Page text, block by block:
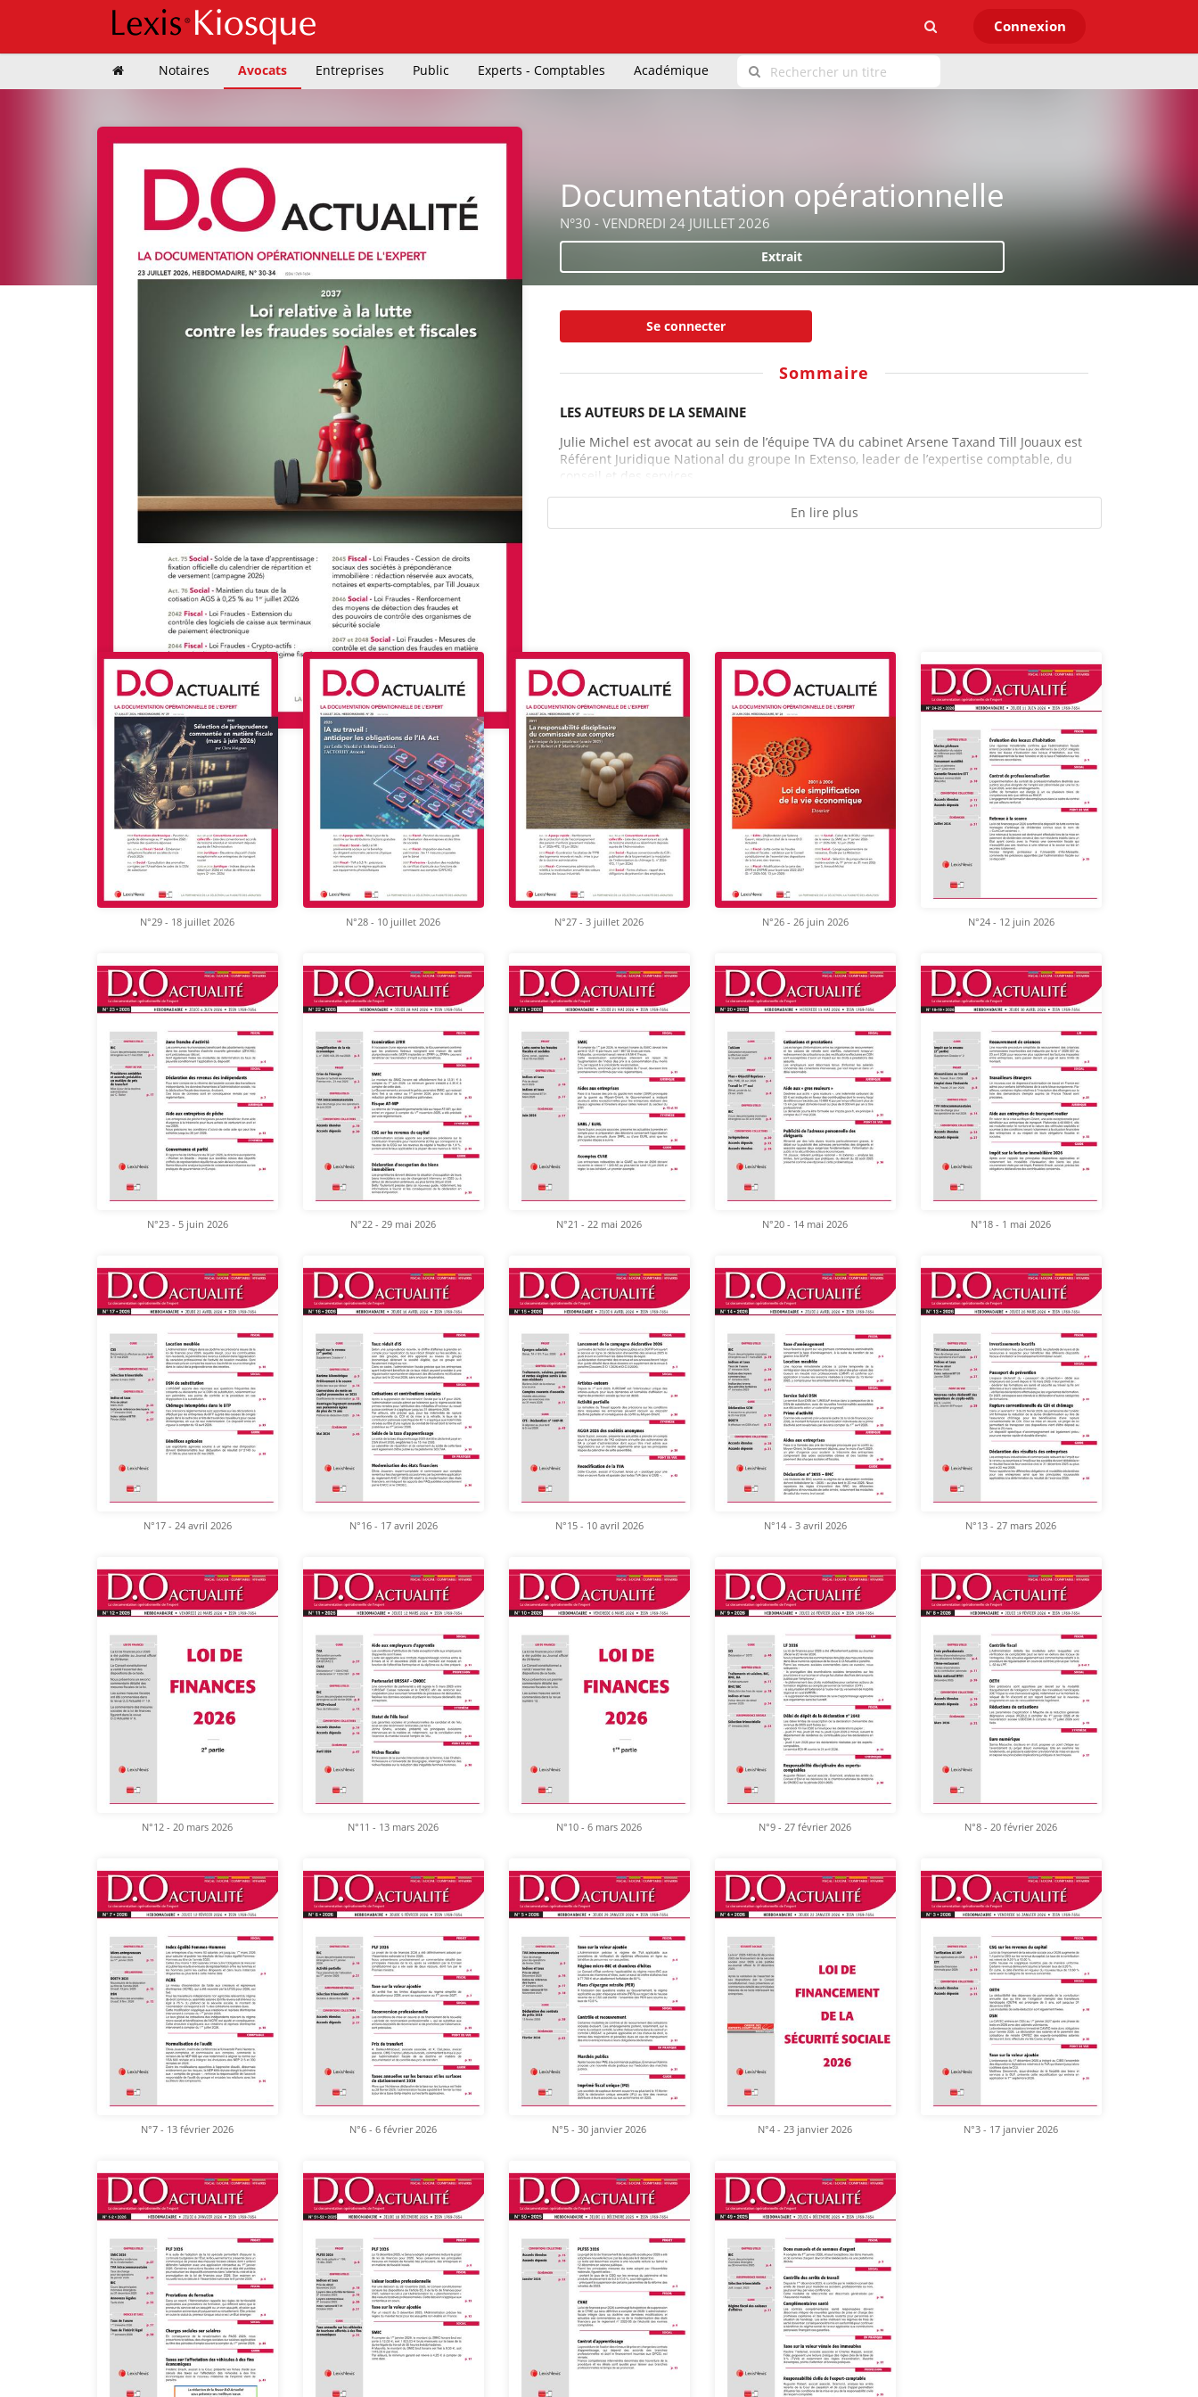
Connexion
Notaires Avocats Entreprises Public Experts - Comptables Académique
Documentation opérationnelle
N°30 - VENDREDI 24 JUILLET 2026
Extrait
Se connecter
Sommaire
LES AUTEURS DE LA SEMAINE
Julie Michel est avocat au sein de l’équipe TVA du cabinet Arsene Taxand Till Jouaux est
Référent Juridique National du groupe In Extenso, leader de l’expertise comptable, du
conseil et des services...
En lire plus
N°29 - 18 juillet 2026 N°28 - 10 juillet 2026 N°27 - 3 juillet 2026 N°26 - 26 juin 2026 N°24 - 12 juin 2026
N°23 - 5 juin 2026 N°22 - 29 mai 2026 N°21 - 22 mai 2026 N°20 - 14 mai 2026 N°18 - 1 mai 2026
N°17 - 24 avril 2026 N°16 - 17 avril 2026 N°15 - 10 avril 2026 N°14 - 3 avril 2026 N°13 - 27 mars 2026
N°12 - 20 mars 2026 N°11 - 13 mars 2026 N°10 - 6 mars 2026 N°9 - 27 février 2026 N°8 - 20 février 2026
N°7 - 13 février 2026 N°6 - 6 février 2026 N°5 - 30 janvier 2026 N°4 - 23 janvier 2026 N°3 - 17 janvier 2026